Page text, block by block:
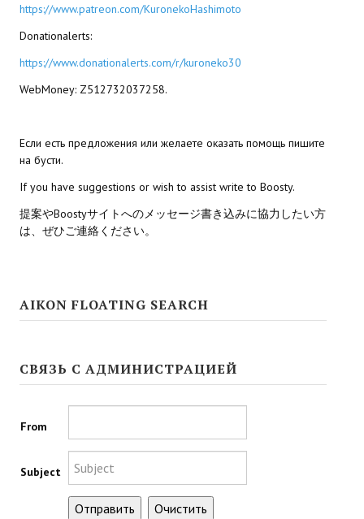
Dragon Age: Origins
Dragon Age: Inquisition
GTA 5
Kingdoms of Amalur: Reckoning
Mass Effect Andromeda
Sims 3
Star Wars Jedi Knight: Dark Force II
Star Wars Knights of the Old Republic 2
Titan Quest Immortal Throne
https://www.patreon.com/KuronekoHashimoto
Donationalerts:
https://www.donationalerts.com/r/kuroneko30
WebMoney: Z512732037258.
Если есть предложения или желаете оказать помощь пишите
на бусти.
If you have suggestions or wish to assist write to Boosty.
提案やBoostyサイトへのメッセージ書き込みに協力したい方
は、ぜひご連絡ください。
AIKON FLOATING SEARCH
СВЯЗЬ С АДМИНИСТРАЦИЕЙ
From
Subject